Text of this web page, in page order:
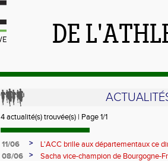
DE
4 actualité(s) trouvée(s) | Page 1/1
11/06 >
L'ACC brille aux départementaux ce
08/06
> Sacha vice-champion de Bourgogne-